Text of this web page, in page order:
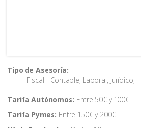
Tipo de Asesoría:
Fiscal - Contable, Laboral, Jurídico,
Tarifa Autónomos: Entre 50€ y 100€
Tarifa Pymes: Entre 150€ y 200€